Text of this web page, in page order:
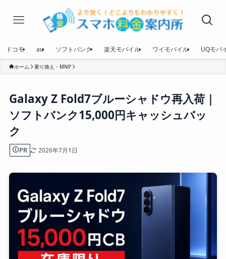
ドコモ au ソフトバンク 楽天モバイル ワイモバイル UQモバ
ホーム 乗り換え・MNP
Galaxy Z Fold7ブルーシャドウ再入荷｜
ソフトバンク15,000円キャッシュバッ
ク
PR 2026年7月1日